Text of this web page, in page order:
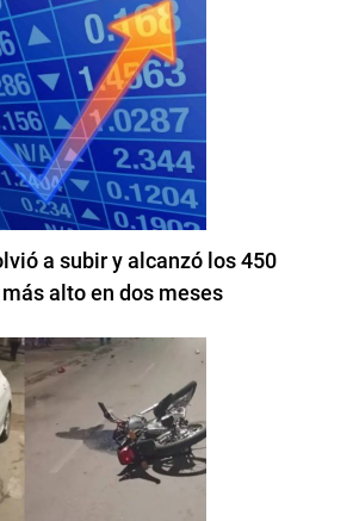
a subir y alcanzó los 450
alto en dos meses